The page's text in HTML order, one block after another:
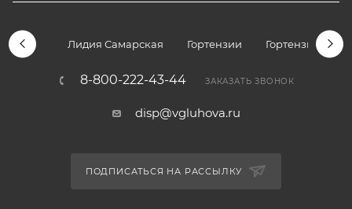
Лидия Самарская Гортензии Гортензии
8-800-222-43-44 ЗАКАЗАТЬ ЗВОНОК
disp@vgluhova.ru
ПОДПИСАТЬСЯ НА РАССЫЛКУ